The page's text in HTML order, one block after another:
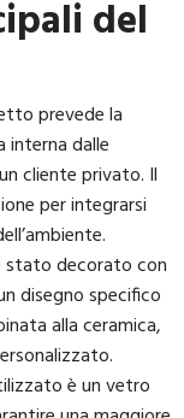
del
prevede la
interna dalle
cliente privato. Il
per integrarsi
stato decorato con
disegno specifico
alla ceramica,
è un vetro